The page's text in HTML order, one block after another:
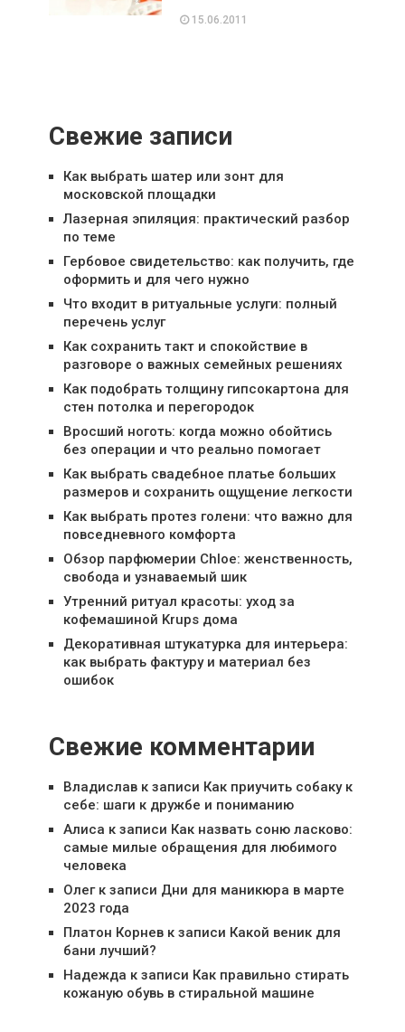
15.06.2011
Свежие записи
Как выбрать шатер или зонт для
московской площадки
Лазерная эпиляция: практический разбор
по теме
Гербовое свидетельство: как получить, где
оформить и для чего нужно
Что входит в ритуальные услуги: полный
перечень услуг
Как сохранить такт и спокойствие в
разговоре о важных семейных решениях
Как подобрать толщину гипсокартона для
стен потолка и перегородок
Вросший ноготь: когда можно обойтись
без операции и что реально помогает
Как выбрать свадебное платье больших
размеров и сохранить ощущение легкости
Как выбрать протез голени: что важно для
повседневного комфорта
Обзор парфюмерии Chloe: женственность,
свобода и узнаваемый шик
Утренний ритуал красоты: уход за
кофемашиной Krups дома
Декоративная штукатурка для интерьера:
как выбрать фактуру и материал без
ошибок
Свежие комментарии
Владиславк записи Как приучить собаку к
себе: шаги к дружбе и пониманию
Алиса к записи Как назвать соню ласково:
самые милые обращения для любимого
человека
Олегк записи Дни для маникюра в марте
2023 года
Платон Корневк записи Какой веник для
бани лучший?
Надежда к записи Как правильно стирать
кожаную обувь в стиральной машине